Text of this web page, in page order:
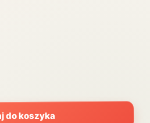
do koszyka